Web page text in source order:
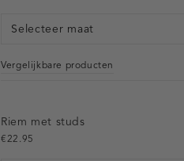
Selecteer maat
Vergelijkbare producten
Riem met studs
€22.95